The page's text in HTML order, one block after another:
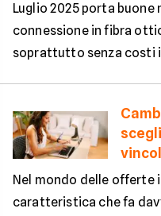
Luglio 2025 porta buone
connessione in fibra
soprattutto senza costi
Nel mondo delle offerte
caratteristica che fa